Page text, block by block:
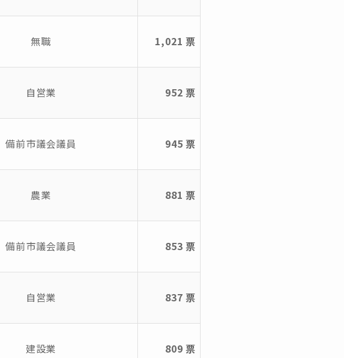
無職 1,021 票
自営業 952 票
備前市議会議員 945 票
農業 881 票
備前市議会議員 853 票
自営業 837 票
建設業 809 票